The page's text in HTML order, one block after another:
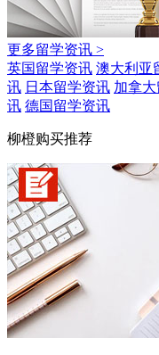
更多留学资讯 >
英国留学资讯 澳大利亚
讯 日本留学资讯 加拿
讯 德国留学资讯
柳橙购买推荐